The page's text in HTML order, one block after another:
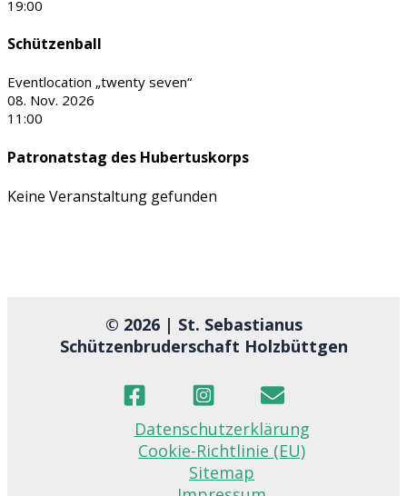
19:00
Schützenball
Eventlocation „twenty seven“
08. Nov. 2026
11:00
Patronatstag des Hubertuskorps
Keine Veranstaltung gefunden
© 2026 | St. Sebastianus
Schützenbruderschaft Holzbüttgen
Datenschutzerklärung
Cookie-Richtlinie (EU)
Sitemap